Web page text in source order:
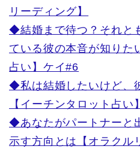
リーディング】
◆結婚まで待つ？それと
ている彼の本音が知りた
占い】ケイ#6
◆私は結婚したいけど、
【イーチンタロット占い
◆あなたがパートナーと
示す方向とは【オラクル